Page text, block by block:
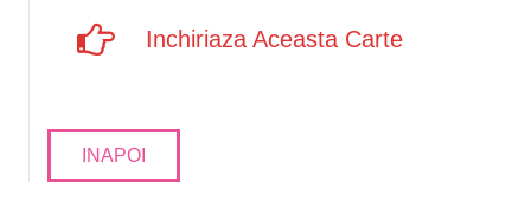
Inchiriaza Aceasta Carte
INAPOI